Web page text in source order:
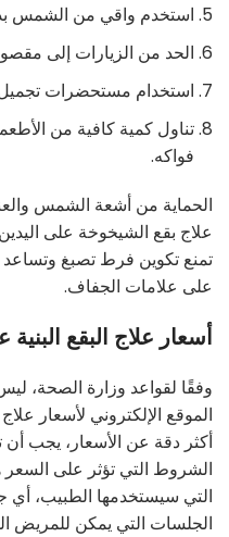
استخدم واقي من الشمس
الحد من الزيارات إلى
استخدام مستحضرات تجميل
تناول كمية كافية من
فواكه.
الحماية من أشعة الشمس
علاج بقع الشيخوخة على
تمنع تكوين فرط تصبغ
على علامات الجفاف.
أسعار علاج البقع البنية
وفقًا لقواعد وزارة الصحة،
الموقع الإلكتروني لأسعار
أكثر دقة عن الأسعار، يجب
الشروط التي تؤثر على
التي سيستخدمها الطبيب، أي
الجلسات التي يمكن للمريض